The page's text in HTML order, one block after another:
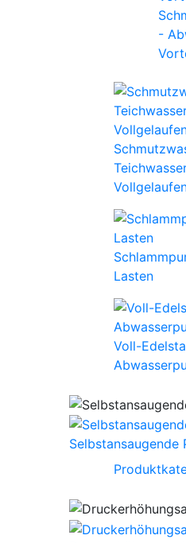
-
Lasten
Voll-
Selbstansaugende